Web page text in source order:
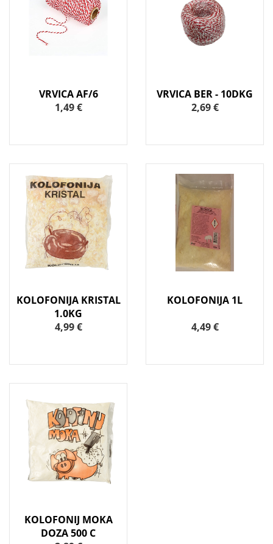
VRVICA AF/6
1,49 €
VRVICA BER - 10DKG
2,69 €
KOLOFONIJA KRISTAL
1.0KG
4,99 €
KOLOFONIJA 1L
4,49 €
KOLOFONIJ MOKA
DOZA 500 C